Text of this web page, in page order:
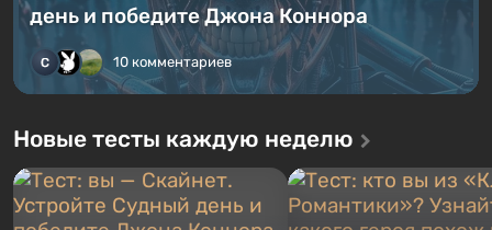
день и победите Джона Коннора
10 комментариев
Новые тесты каждую неделю